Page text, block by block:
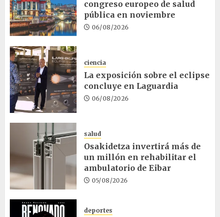
congreso europeo de salud
pública en noviembre
06/08/2026
ciencia
La exposición sobre el eclipse
concluye en Laguardia
06/08/2026
salud
Osakidetza invertirá más de
un millón en rehabilitar el
ambulatorio de Eibar
05/08/2026
deportes